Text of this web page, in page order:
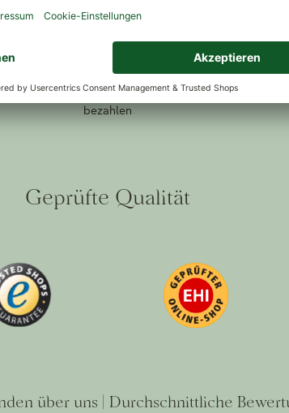
Kauf auf Rechnung
Bestellen, freuen, dann erst
bezahlen
Sichere
Ihre
Geprüfte Qualität
über uns | Durchschnittliche